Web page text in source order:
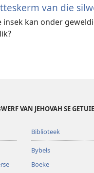
van die
insek kan onder
VAN JEHOVAH SE
Biblioteek
Bybels
Boeke